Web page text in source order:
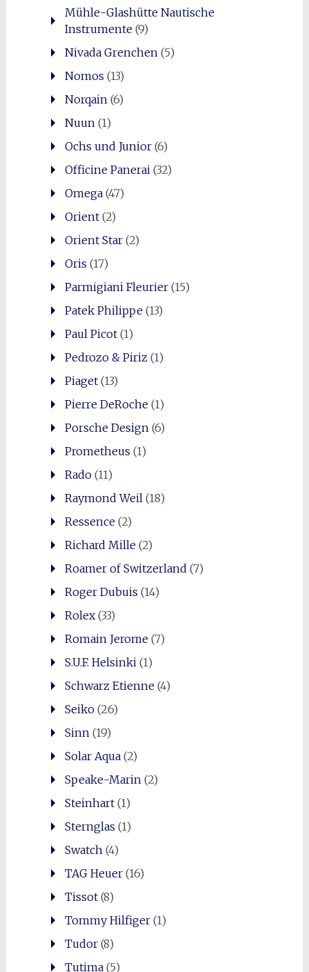
Mühle-Glashütte Nautische
Instrumente(9)
Nivada Grenchen(5)
Nomos (13)
Norqain(6)
Nuun(1)
Ochs und Junior(6)
Officine Panerai(32)
Omega(47)
Orient(2)
Orient Star(2)
Oris (17)
Parmigiani Fleurier(15)
Patek Philippe(13)
Paul Picot(1)
Pedrozo & Piriz (1)
Piaget(13)
Pierre DeRoche(1)
Porsche Design(6)
Prometheus (1)
Rado(11)
Raymond Weil(18)
Ressence(2)
Richard Mille(2)
Roamer of Switzerland (7)
Roger Dubuis (14)
Rolex(33)
Romain Jerome(7)
S.U.F. Helsinki(1)
Schwarz Etienne(4)
Seiko(26)
Sinn(19)
Solar Aqua(2)
Speake-Marin(2)
Steinhart(1)
Sternglas (1)
Swatch(4)
TAG Heuer(16)
Tissot(8)
Tommy Hilfiger(1)
Tudor(8)
Tutima(5)